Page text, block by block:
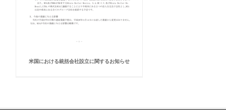
米国における統括会社設立に関するお知らせ